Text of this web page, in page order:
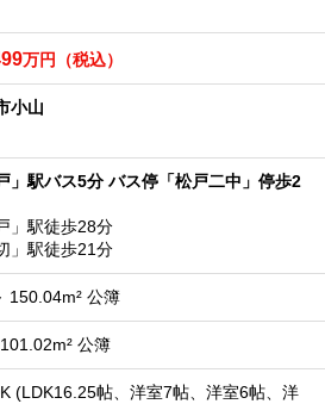
万円（税込）
小山
」駅バス5分 バス停「松戸二中」停歩2
」駅徒歩28分
」駅徒歩21分
150.04m² 公簿
公簿
(LDK16.25帖、洋室7帖、洋室6帖、洋